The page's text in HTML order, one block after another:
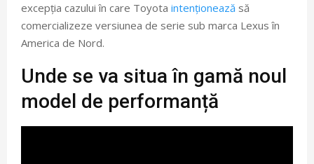
excepția cazului în care Toyota intenționează să
comercializeze versiunea de serie sub marca Lexus în
America de Nord.
Unde se va situa în gamă noul
model de performanță